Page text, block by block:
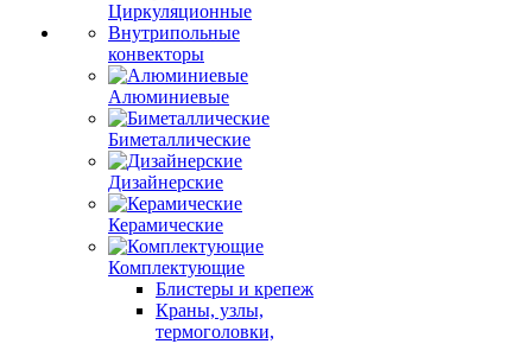
Циркуляционные
Внутрипольные
конвекторы
Алюминиевые
Биметаллические
Дизайнерские
Керамические
Комплектующие
Блистеры и крепеж
Краны, узлы,
термоголовки,